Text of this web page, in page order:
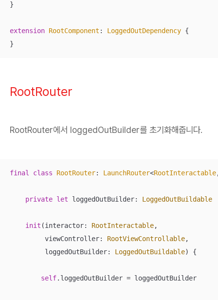
}
extension RootComponent : LoggedOutDependency {
}
RootRouter
RootRouter에서 loggedOutBuilder를 초기화해줍니다.
final class RootRouter: LaunchRouter<RootInteractable
private let loggedOutBuilder: LoggedOutBuildable
init (interactor: RootInteractable,
viewController: RootViewControllable,
loggedOutBuilder: LoggedOutBuildable) {
self.loggedOutBuilder = loggedOutBuilder